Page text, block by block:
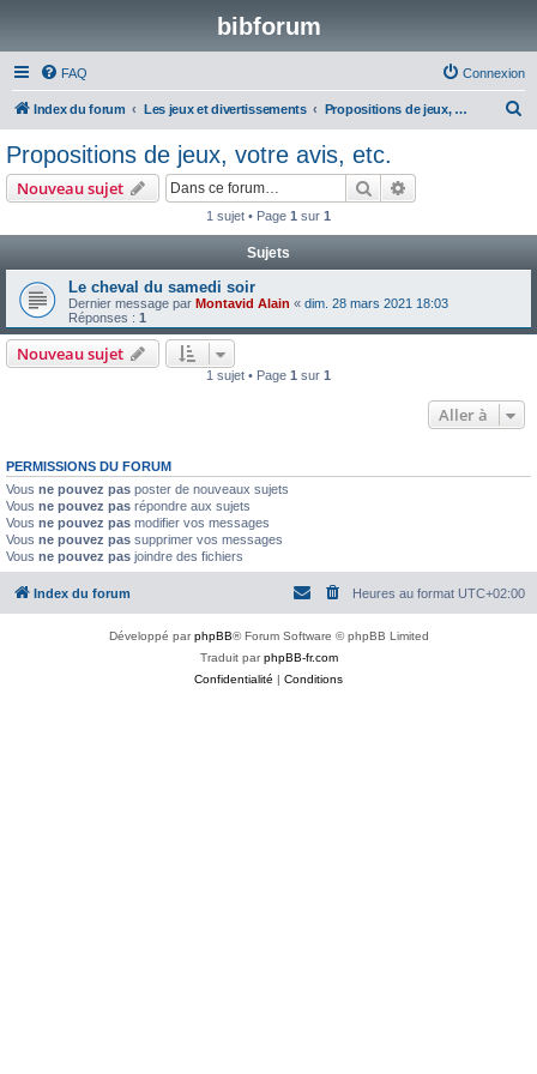
bibforum
FAQ Connexion
Index du forum Les jeux et divertissements Propositions de jeux, votre avis, etc.
e
Propositions de jeux, votre avis, etc.
Nouveau sujet Rechercher
1 sujet • Page 1 sur 1
Sujets
Le cheval du samedi soir
Dernier message par Montavid Alain « dim. 28 mars 2021 18:03
Réponses : 1
Nouveau sujet
1 sujet • Page 1 sur 1
Aller à
PERMISSIONS DU FORUM
Vous ne pouvez pas poster de nouveaux sujets
Vous ne pouvez pas répondre aux sujets
Vous ne pouvez pas modifier vos messages
Vous ne pouvez pas supprimer vos messages
Vous ne pouvez pas joindre des fichiers
Index du forum Heures au format UTC+02:00
Développé parphpBB® Forum Software © phpBB Limited
Traduit parphpBB-fr.com
Confidentialité | Conditions